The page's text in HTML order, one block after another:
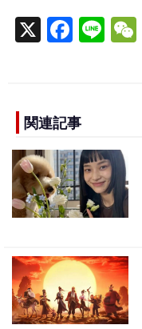
X F
a
e
b
o
o
k
Li
n
関連記事